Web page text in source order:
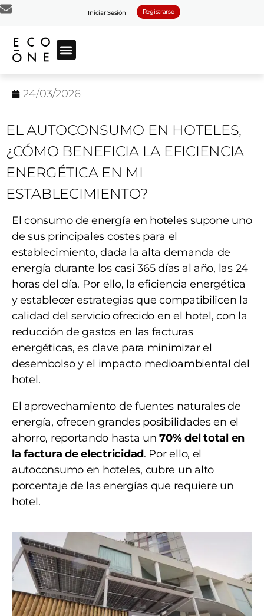
Iniciar Sesión Registrarse
24/03/2026
EL AUTOCONSUMO EN HOTELES,
¿CÓMO BENEFICIA LA EFICIENCIA
ENERGÉTICA EN MI
ESTABLECIMIENTO?
El consumo de energía en hoteles supone uno
de sus principales costes para el
establecimiento, dada la alta demanda de
energía durante los casi 365 días al año, las 24
horas del día. Por ello, la eficiencia energética
y establecer estrategias que compatibilicen la
calidad del servicio ofrecido en el hotel, con la
reducción de gastos en las facturas
energéticas, es clave para minimizar el
desembolso y el impacto medioambiental del
hotel.
El aprovechamiento de fuentes naturales de
energía, ofrecen grandes posibilidades en el
ahorro, reportando hasta un70% del total en
la factura de electricidad. Por ello, el
autoconsumo en hoteles, cubre un alto
porcentaje de las energías que requiere un
hotel.